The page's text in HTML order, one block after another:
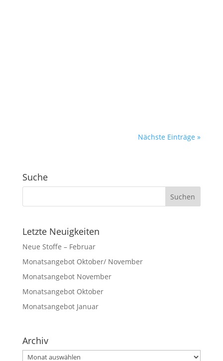
Nächste Einträge »
Suche
Letzte Neuigkeiten
Neue Stoffe – Februar
Monatsangebot Oktober/ November
Monatsangebot November
Monatsangebot Oktober
Monatsangebot Januar
Archiv
Archiv